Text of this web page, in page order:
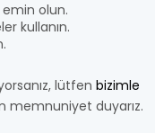
emin olun.
kullanın.
lütfen bizimle
memnuniyet duyarız.